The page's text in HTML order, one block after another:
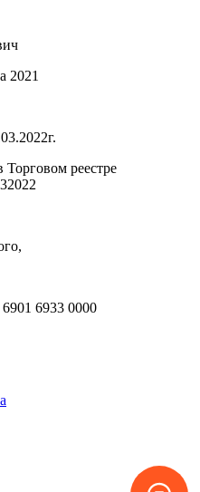
2021
реестре
6933 0000